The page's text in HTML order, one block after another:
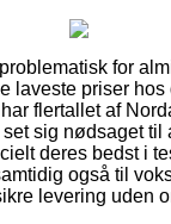
for
laveste priser
flertallet af
sig nødsaget til
deres bedst i
også til
levering uden